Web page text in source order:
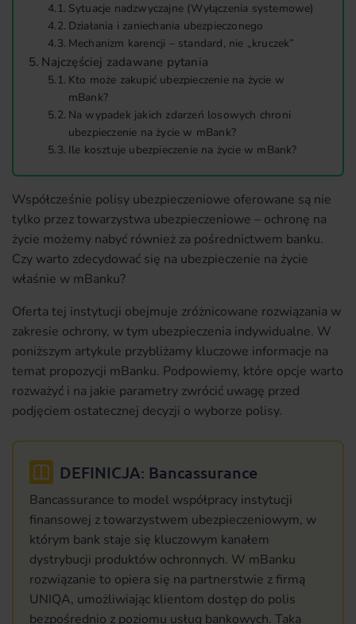
Sytuacje nadzwyczajne (Wyłączenia systemowe)
Działania i zaniechania ubezpieczonego
Mechanizm karencji – standard, nie „kruczek”
Najczęściej zadawane pytania
Kto może zakupić ubezpieczenie na życie w
mBank?
Na wypadek jakich zdarzeń losowych chroni
ubezpieczenie na życie w mBank?
Ile kosztuje ubezpieczenie na życie w mBank?
Współcześnie polisy ubezpieczeniowe oferowane są nie
tylko przez towarzystwa ubezpieczeniowe – ochronę na
życie możemy nabyć również za pośrednictwem banku.
Czy warto zdecydować się na ubezpieczenie na życie
właśnie w mBanku?
Oferta tej instytucji obejmuje zróżnicowane rozwiązania w
zakresie ochrony, w tym ubezpieczenia indywidualne. W
poniższym artykule przybliżamy kluczowe informacje na
temat propozycji mBanku. Podpowiemy, które opcje warto
rozważyć i na jakie parametry zwrócić uwagę przed
podjęciem ostatecznej decyzji o wyborze polisy.
DEFINICJA: Bancassurance
Bancassurance to model współpracy instytucji
finansowej z towarzystwem ubezpieczeniowym, w
którym bank staje się kluczowym kanałem
dystrybucji produktów ochronnych. W mBanku
rozwiązanie to opiera się na partnerstwie z firmą
UNIQA, umożliwiając klientom dostęp do polis
bezpośrednio z poziomu usług bankowych. Taka